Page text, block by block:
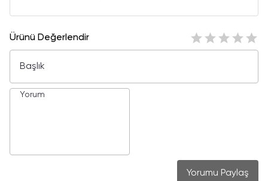
Ürünü Değerlendir
Yorumu Paylaş